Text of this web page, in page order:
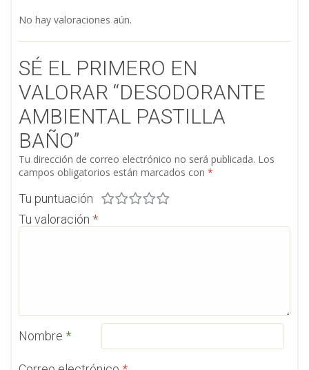
No hay valoraciones aún.
SÉ EL PRIMERO EN
VALORAR “DESODORANTE
AMBIENTAL PASTILLA
BAÑO”
Tu dirección de correo electrónico no será publicada. Los
campos obligatorios están marcados con *
Tu puntuación
Tu valoración *
Nombre *